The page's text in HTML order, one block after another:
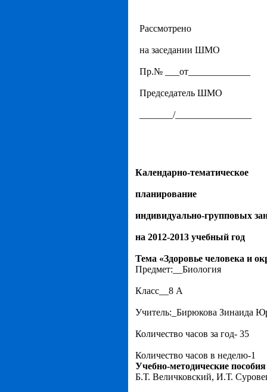
Рассмотрено
на заседании ШМО
Пр.№ ___от_____________
Председатель ШМО
_______/________________
Календарно-тематическое
планирование
индивидуально-групповых
на 2012-2013 учебный год
Тема «Здоровье человека и
Предмет:__Биология
Класс__8 А
Учитель:_Бирюкова Зинаида
Количество часов за год- 35
Количество часов в неделю-1
Учебно-методические пособия
Б.Т. Величковский, И.Т.